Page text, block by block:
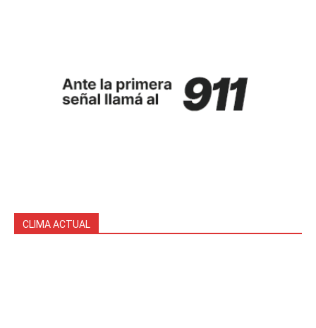
CLIMA ACTUAL